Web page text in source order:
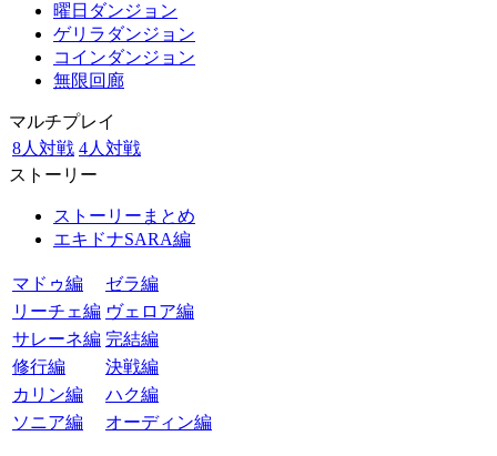
曜日ダンジョン
ゲリラダンジョン
コインダンジョン
無限回廊
マルチプレイ
8人対戦 4人対戦
ストーリー
ストーリーまとめ
エキドナSARA編
マドゥ編
ゼラ編
リーチェ編 ヴェロア編
サレーネ編 完結編
修行編
決戦編
カリン編
ハク編
ソニア編
オーディン編